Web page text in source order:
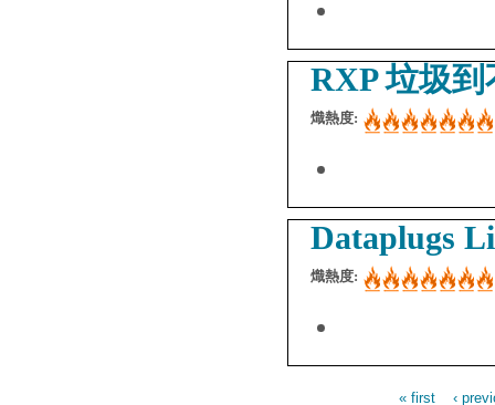
RXP 垃圾到
熾熱度:
Dataplugs
熾熱度:
« first ‹